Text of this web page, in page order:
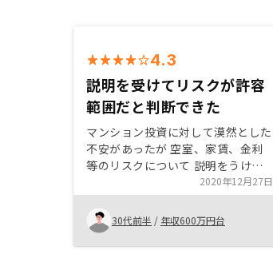
4.3
説明を受けてリスクが許容
範囲だと判断できた
マンション投資に対して漠然とした
不安があったが 空室、家賃、金利
等のリスクについて 説明をうけ、
許容できる範囲であると判断できた
2020年12月27日
30代前半 / 年収600万円台